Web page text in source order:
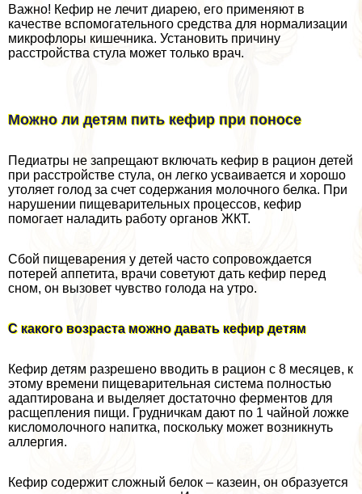
Важно! Кефир не лечит диарею, его применяют в
качестве вспомогательного средства для нормализации
микрофлоры кишечника. Установить причину
расстройства стула может только врач.
Можно ли детям пить кефир при поносе
Педиатры не запрещают включать кефир в рацион детей
при расстройстве стула, он легко усваивается и хорошо
утоляет голод за счет содержания молочного белка. При
нарушении пищеварительных процессов, кефир
помогает наладить работу органов ЖКТ.
Сбой пищеварения у детей часто сопровождается
потерей аппетита, врачи советуют дать кефир перед
сном, он вызовет чувство голода на утро.
С какого возраста можно давать кефир детям
Кефир детям разрешено вводить в рацион с 8 месяцев, к
этому времени пищеварительная система полностью
адаптирована и выделяет достаточно ферментов для
расщепления пищи. Грудничкам дают по 1 чайной ложке
кисломолочного напитка, поскольку может возникнуть
аллергия.
Кефир содержит сложный белок – казеин, он образуется